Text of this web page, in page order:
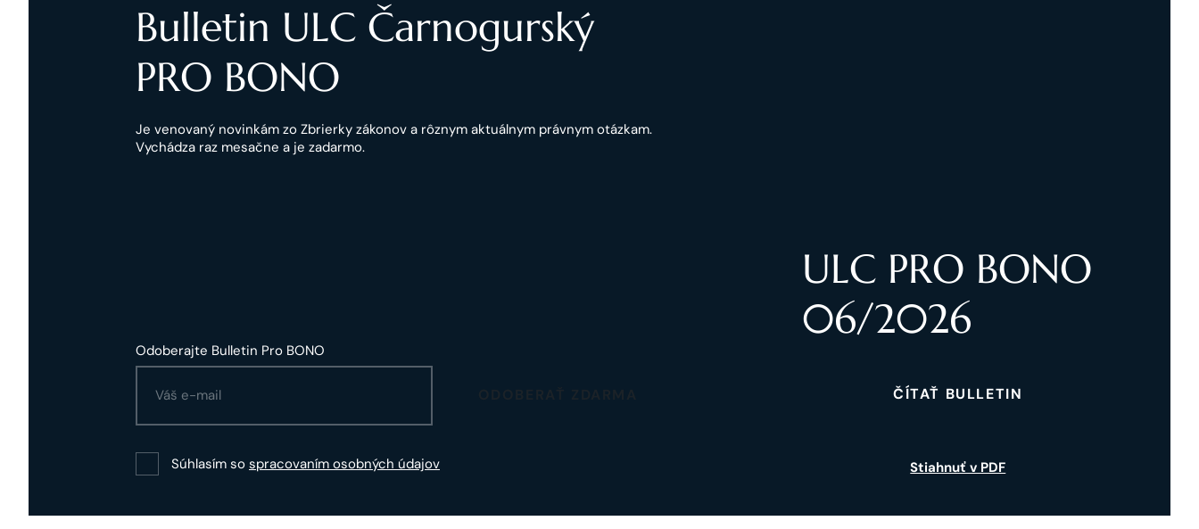
Bulletin ULC Čarnogurský
PRO BONO
Je venovaný novinkám zo Zbrierky zákonov a rôznym aktuálnym právnym otázkam.
Vychádza raz mesačne a je zadarmo.
Odoberajte Bulletin Pro BONO
Súhlasím so spracovaním osobných údajov
ULC PRO BONO
06/2026
ČÍTAŤ BULLETIN
Stiahnuť v PDF